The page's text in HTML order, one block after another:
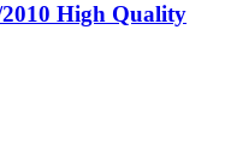
High Quality